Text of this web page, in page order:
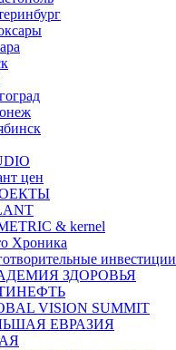
цен
& kernel
Хроника
инвестиции
ЗДОРОВЬЯ
VISION SUMMIT
ЕВРАЗИЯ